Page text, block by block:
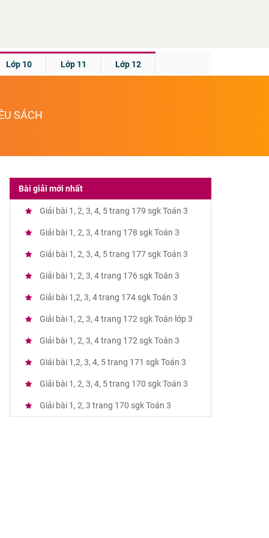
Lớp 10 Lớp 11 Lớp 12
SÁCH
Bài giải mới nhất
Giải bài 1, 2, 3, 4, 5 trang 179 sgk Toán 3
Giải bài 1, 2, 3, 4 trang 178 sgk Toán 3
Giải bài 1, 2, 3, 4, 5 trang 177 sgk Toán 3
Giải bài 1, 2, 3, 4 trang 176 sgk Toán 3
Giải bài 1,2, 3, 4 trang 174 sgk Toán 3
Giải bài 1, 2, 3, 4 trang 172 sgk Toán lớp 3
Giải bài 1, 2, 3, 4 trang 172 sgk Toán 3
Giải bài 1,2, 3, 4, 5 trang 171 sgk Toán 3
Giải bài 1, 2, 3, 4, 5 trang 170 sgk Toán 3
Giải bài 1, 2, 3 trang 170 sgk Toán 3